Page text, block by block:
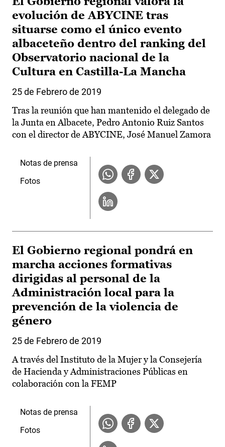
evolución de ABYCINE tras
situarse como el único evento
albaceteño dentro del ranking del
Observatorio nacional de la
Cultura en Castilla-La Mancha
25 de Febrero de 2019
Tras la reunión que han mantenido el delegado de
la Junta en Albacete, Pedro Antonio Ruiz Santos
con el director de ABYCINE, José Manuel Zamora
Notas de prensa
Fotos
El Gobierno regional pondrá en
marcha acciones formativas
dirigidas al personal de la
Administración local para la
prevención de la violencia de
género
25 de Febrero de 2019
A través del Instituto de la Mujer y la Consejería
de Hacienda y Administraciones Públicas en
colaboración con la FEMP
Notas de prensa
Fotos